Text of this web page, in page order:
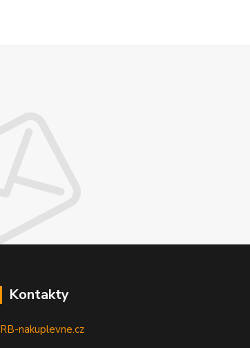
Kontakty
RB-nakuplevne.cz